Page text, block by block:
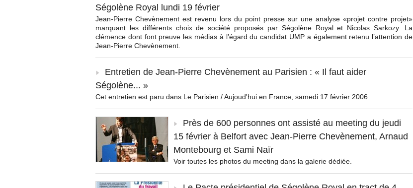
Ségolène Royal lundi 19 février
Jean-Pierre Chevènement est revenu lors du point presse sur une analyse «projet contre projet»
marquant les différents choix de société proposés par Ségolène Royal et Nicolas Sarkozy. La
clémence dont font preuve les médias à l’égard du candidat UMP a également retenu l’attention de
Jean-Pierre Chevènement.
Entretien de Jean-Pierre Chevènement au Parisien : « Il faut aider
Ségolène... »
Cet entretien est paru dans Le Parisien / Aujoud'hui en France, samedi 17 février 2006
Près de 600 personnes ont assisté au meeting du jeudi
15 février à Belfort avec Jean-Pierre Chevènement, Arnaud
Montebourg et Sami Naïr
Voir toutes les photos du meeting dans la galerie dédiée.